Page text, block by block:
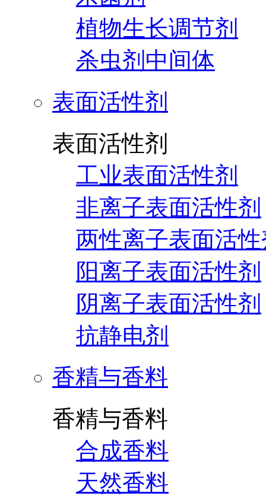
植物生长调节剂
杀虫剂中间体
表面活性剂
表面活性剂
工业表面活性剂
非离子表面活性剂
两性离子表面活
阳离子表面活性剂
阴离子表面活性剂
抗静电剂
香精与香料
香精与香料
合成香料
天然香料